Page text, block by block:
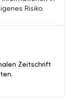
Zeitschrift
Risiko.